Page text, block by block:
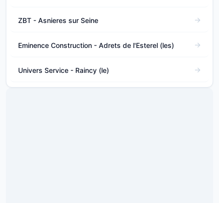
ZBT - Asnieres sur Seine
Eminence Construction - Adrets de l'Esterel (les)
Univers Service - Raincy (le)